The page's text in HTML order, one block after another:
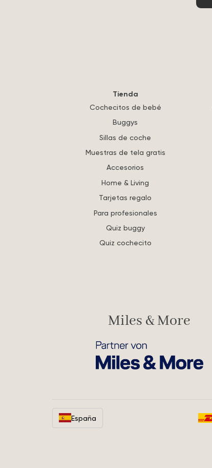
Tienda
Cochecitos de bebé
Buggys
Sillas de coche
Muestras de tela gratis
Accesorios
Home & Living
Tarjetas regalo
Para profesionales
Quiz buggy
Quiz cochecito
Miles & More
España